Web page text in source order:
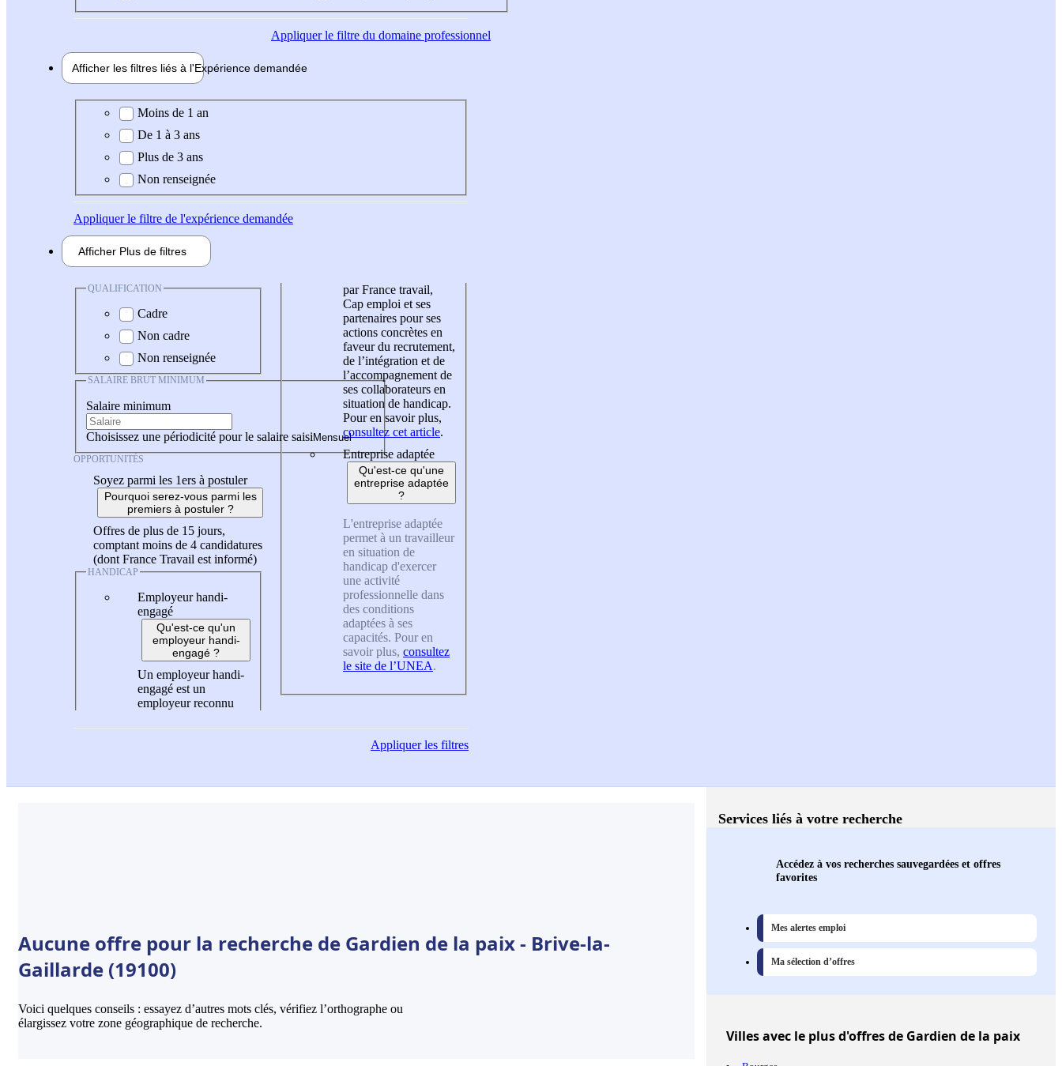
Appliquerle filtre du domaine professionnel
Afficher les filtres liés à l'Expérience demandée
Expérience demandée
Moins de 1 an
De 1 à 3 ans
Plus de 3 ans
Non renseignée
Appliquerle filtre de l'expérience demandée
Afficher Plus de filtres
QUALIFICATION
Cadre
Non cadre
Non renseignée
SALAIRE BRUT MINIMUM
Salaire minimum
Choisissez une périodicité pour le salaire saisi
OPPORTUNITÉS
Soyez parmi les 1ers à postuler
Pourquoi serez-vous parmi les
premiers à postuler ?
Offres de plus de 15 jours,
comptant moins de 4 candidatures
(dont France Travail est informé)
HANDICAP
Employeur handi-
engagé
Qu'est-ce qu'un
employeur handi-
engagé ?
Un employeur handi-
engagé est un
employeur reconnu
par France travail,
Cap emploi et ses
partenaires pour ses
actions concrètes en
faveur du recrutement,
de l’intégration et de
l’accompagnement de
ses collaborateurs en
situation de handicap.
Pour en savoir plus,
consultez cet article.
Entreprise adaptée
Qu'est-ce qu'une
entreprise adaptée
?
L'entreprise adaptée
permet à un travailleur
en situation de
handicap d'exercer
une activité
professionnelle dans
des conditions
adaptées à ses
capacités. Pour en
savoir plus, consultez
le site de l’UNEA.
Appliquerles filtres
Aucune offre pour la recherche de Gardien de la paix - Brive-la-
Gaillarde (19100)
Voici quelques conseils : essayez d’autres mots clés, vérifiez l’orthographe ou
élargissez votre zone géographique de recherche.
Services liés à votre recherche
Accédez à vos recherches sauvegardées et offres
favorites
Mes alertes emploi
Ma sélection d’offres
Villesavec le plus d'offres de Gardien de la paix